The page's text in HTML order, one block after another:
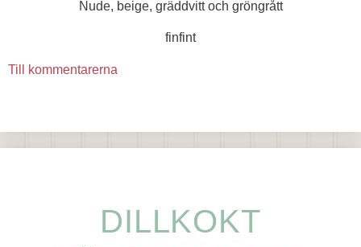
Nude, beige, gräddvitt och gröngrått
finfint
Till kommentarerna
DILLKOKT